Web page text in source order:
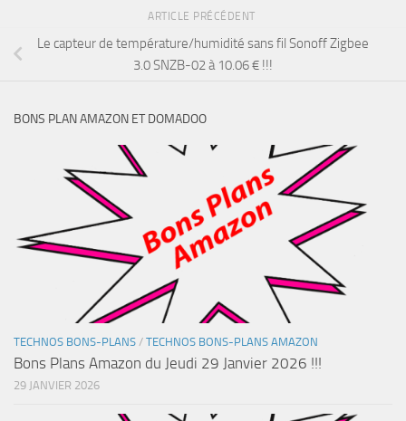
ARTICLE PRÉCÉDENT
Le capteur de température/humidité sans fil Sonoff Zigbee
3.0 SNZB-02 à 10.06 € !!!
BONS PLAN AMAZON ET DOMADOO
TECHNOS BONS-PLANS / TECHNOS BONS-PLANS AMAZON
Bons Plans Amazon du Jeudi 29 Janvier 2026 !!!
29 JANVIER 2026